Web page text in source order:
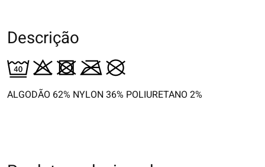
Descrição
ALGODÃO 62% NYLON 36% POLIURETANO 2%